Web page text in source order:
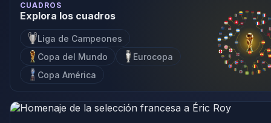
CUADROS
Explora los cuadros
Liga de Campeones
Copa del Mundo
Eurocopa
Copa América